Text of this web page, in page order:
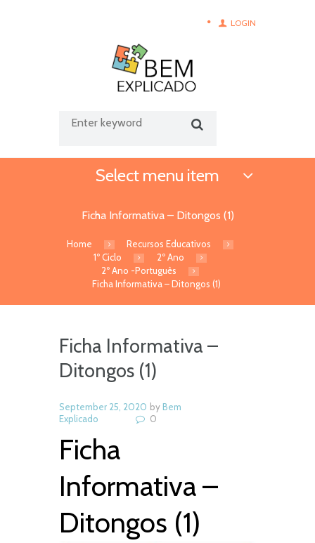
LOGIN
Select menu item
Ficha Informativa – Ditongos (1)
Home
Recursos Educativos
1º Ciclo
2º Ano
2º Ano -Português
Ficha Informativa – Ditongos (1)
Ficha Informativa –
Ditongos (1)
September 25, 2020 byBem
Explicado
0
Ficha
Informativa –
Ditongos (1)